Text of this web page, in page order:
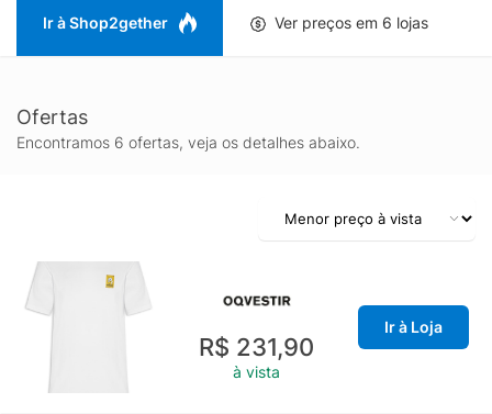
Ir à Shop2gether Ver preços em 6 lojas
Ofertas
Encontramos 6 ofertas, veja os detalhes abaixo.
R$ 231,90
à vista
Ir à Loja